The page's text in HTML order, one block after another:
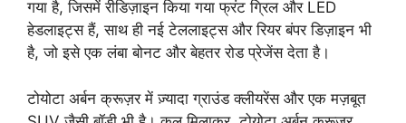
गया है, जिसमें रीडिज़ाइन किया गया फ्रंट ग्रिल और LED
हेडलाइट्स हैं, साथ ही नई टेललाइट्स और रियर बंपर डिज़ाइन भी
है, जो इसे एक लंबा बोनट और बेहतर रोड प्रेजेंस देता है।
टोयोटा अर्बन क्रूज़र में ज़्यादा ग्राउंड क्लीयरेंस और एक मज़बूत